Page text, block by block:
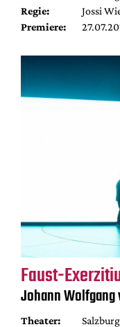
Regie:
Jossi
Premiere:
Faust-
Johann Wolfgang
Theater: